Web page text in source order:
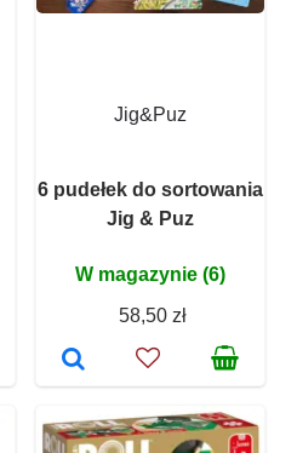
Jig&Puz
6 pudełek do sortowania
Jig & Puz
W magazynie (6)
58,50 zł